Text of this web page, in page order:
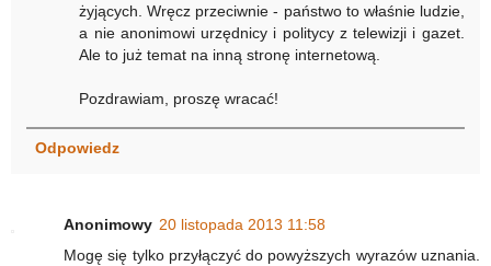
żyjących. Wręcz przeciwnie - państwo to właśnie ludzie,
a nie anonimowi urzędnicy i politycy z telewizji i gazet.
Ale to już temat na inną stronę internetową.
Pozdrawiam, proszę wracać!
Odpowiedz
Anonimowy 20 listopada 2013 11:58
Mogę się tylko przyłączyć do powyższych wyrazów uznania.